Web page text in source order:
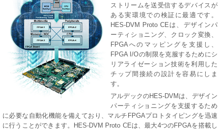
ストリームを送受信するデバイスが
ある実環境での検証に最適です。
HES-DVM Proto CEは、デザインパ
ーティショニング、クロック変換、
FPGAへのマッピングを支援し、
FPGA I/Oの制限を克服するためにシ
リアライゼーション技術を利用した
チップ間接続の設計を容易にしま
す。
アルデックのHES-DVMは、デザイン
パーティショニングを支援するため
に必要な自動化機能を備えており、マルチFPGAプロトタイピングを迅速
に行うことができます。HES-DVM Proto CEは、最大4つのFPGAを搭載し